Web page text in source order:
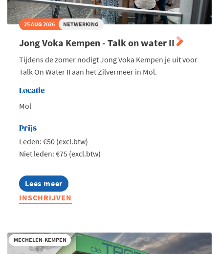
25 AUG 2026 NETWERKING
Jong Voka Kempen - Talk on water II
Tijdens de zomer nodigt Jong Voka Kempen je uit voor
Talk On Water II aan het Zilvermeer in Mol.
Locatie
Mol
Prijs
Leden: €50 (excl.btw)
Niet leden: €75 (excl.btw)
Lees meer
about
Jong
Voka
on
water
INSCHRIJVEN
MECHELEN-KEMPEN